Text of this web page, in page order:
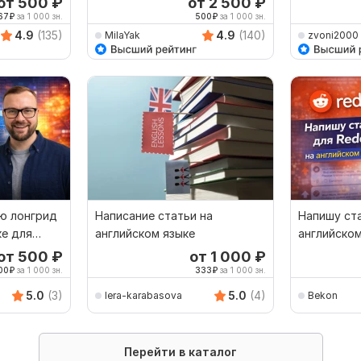
₽ за 1 000 зн.
4.9 (135)
500₽ за 1 000 зн.
MilaYak 4.9 (140) zvoni2000
лонгрид
для
500 ₽
₽ за 1 000 зн.
5.0 (3)
Написание статьи на
английском языке
от 1 000 ₽
333₽ за 1 000 зн.
lera-karabasova 5.0 (4)
Напишу
Bekon
Перейти в каталог